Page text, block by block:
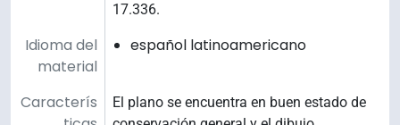
17.336.
Idioma del
material
español latinoamericano
Caracterís
El plano se encuentra en buen estado de